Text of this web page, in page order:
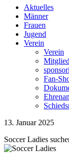
Aktuelles
Männer
Frauen
Jugend
Verein
Verein
Fan-
13. Januar 2025
Soccer Ladies